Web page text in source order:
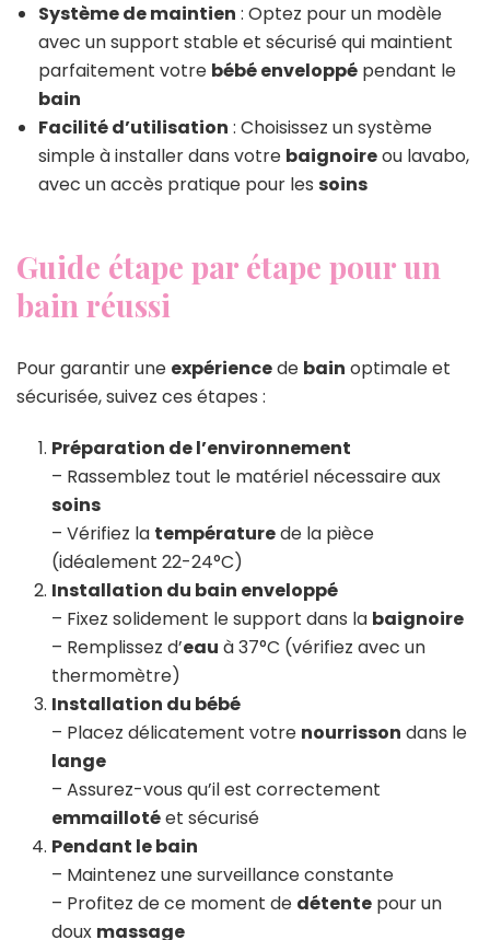
Système de maintien : Optez pour un modèle
avec un support stable et sécurisé qui maintient
parfaitement votre bébé enveloppé pendant le
bain
Facilité d’utilisation : Choisissez un système
simple à installer dans votre baignoireou lavabo,
avec un accès pratique pour les soins
Guide étape par étape pour un
bain réussi
Pour garantir une expériencede bain optimale et
sécurisée, suivez ces étapes :
Préparation de l’environnement
– Rassemblez tout le matériel nécessaire aux
soins
– Vérifiez la températurede la pièce
(idéalement 22-24°C)
Installation du bain enveloppé
– Fixez solidement le support dans la baignoire
– Remplissez d’eau à 37°C (vérifiez avec un
thermomètre)
Installation du bébé
– Placez délicatement votre nourrisson dans le
lange
– Assurez-vous qu’il est correctement
emmaillotéet sécurisé
Pendant le bain
– Maintenez une surveillance constante
– Profitez de ce moment de détente pour un
doux massage